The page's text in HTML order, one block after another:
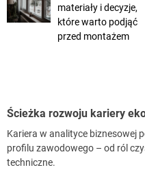
materiały i decyzje,
które warto podjąć
przed montażem
Ścieżka rozwoju kariery
Kariera w analityce biznesowej
profilu zawodowego – od ról
techniczne.